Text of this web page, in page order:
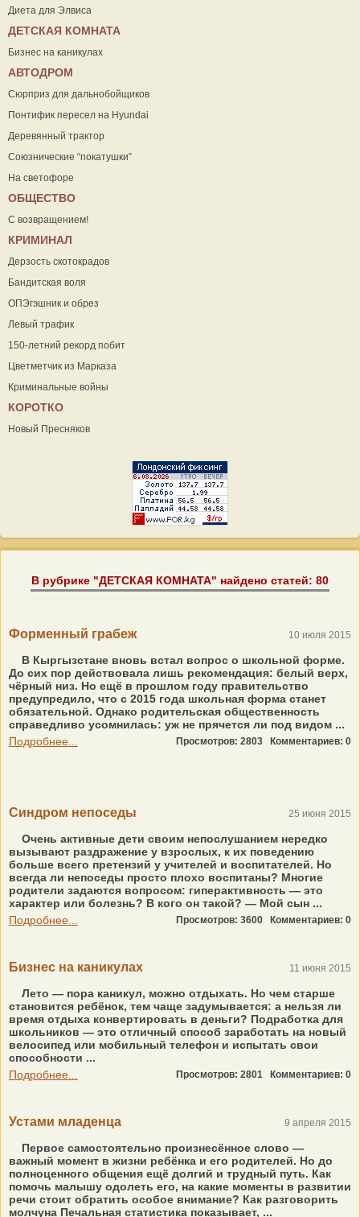
Диета для Элвиса
ДЕТСКАЯ КОМНАТА
Бизнес на каникулах
АВТОДРОМ
Сюрприз для дальнобойщиков
Понтифик пересел на Hyundai
Деревянный трактор
Союзнические “покатушки”
На светофоре
ОБЩЕСТВО
С возвращением!
КРИМИНАЛ
Дерзость скотокрадов
Бандитская воля
ОПЭгэшник и обрез
Левый трафик
150-летний рекорд побит
Цветметчик из Марказа
Криминальные войны
КОРОТКО
Новый Пресняков
В рубрике "ДЕТСКАЯ КОМНАТА" найдено статей: 80
Форменный грабеж 10 июля 2015
В Кыргызстане вновь встал вопрос о школьной форме.
До сих пор действовала лишь рекомендация: белый верх,
чёрный низ. Но ещё в прошлом году правительство
предупредило, что с 2015 года школьная форма станет
обязательной. Однако родительская общественность
справедливо усомнилась: уж не прячется ли под видом ...
Подробнее...
Просмотров: 2803 Комментариев: 0
Синдром непоседы 25 июня 2015
Очень активные дети своим непослушанием нередко
вызывают раздражение у взрослых, к их поведению
больше всего претензий у учителей и воспитателей. Но
всегда ли непоседы просто плохо воспитаны? Многие
родители задаются вопросом: гиперактивность — это
характер или болезнь? В кого он такой? — Мой сын ...
Подробнее...
Просмотров: 3600 Комментариев: 0
Бизнес на каникулах 11 июня 2015
Лето — пора каникул, можно отдыхать. Но чем старше
становится ребёнок, тем чаще задумывается: а нельзя ли
время отдыха конвертировать в деньги? Подработка для
школьников — это отличный способ заработать на новый
велосипед или мобильный телефон и испытать свои
способности ...
Подробнее...
Просмотров: 2801 Комментариев: 0
Устами младенца 9 апреля 2015
Первое самостоятельно произнесённое слово —
важный момент в жизни ребёнка и его родителей. Но до
полноценного общения ещё долгий и трудный путь. Как
помочь малышу одолеть его, на какие моменты в развитии
речи стоит обратить особое внимание? Как разговорить
молчуна Печальная статистика показывает, ...